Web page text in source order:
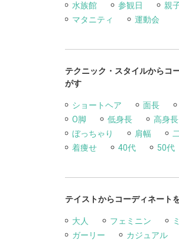
水族館
参観日
親
マタニティ
運動会
テクニック・スタイルからコ
がす
ショートヘア 面長
O脚
低身長
高身長
ぼっちゃり
肩幅
着痩せ
40代 50代
テイストからコーディネート
大人 フェミニン
ガーリー
カジュアル